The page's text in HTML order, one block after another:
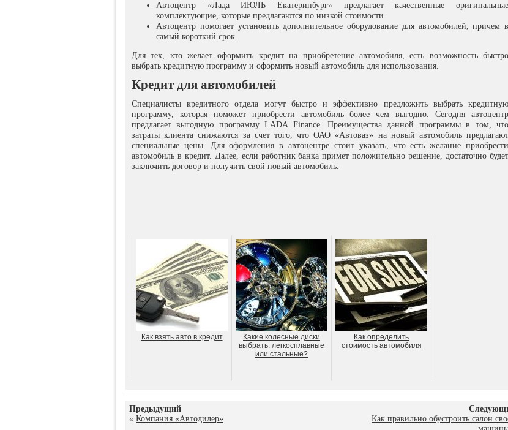
Автоцентр «Лада ИЮЛЬ Екатеринбург» предлагает качественные оригинальные
комплектующие, которые предлагаются по низкой стоимости.
Автоцентр помогает установить дополнительное оборудование для автомобилей, причем в
самый короткий срок.
Для тех, кто желает оформить кредит на приобретение автомобиля, есть возможность быстро
выбрать кредитную программу и оформить новый автомобиль для использования.
Кредит для автомобилей
Специалисты кредитного отдела могут быстро и эффективно предложить выбрать кредитную
программу, которая поможет приобрести автомобиль более чем выгодно. Сегодня автоцентр
предлагает выгодную программу LADA Finance. Преимущества данной программы в том, что
затраты клиента снижаются за счет того, что ОАО «Автоваз» на новый автомобиль предлагают
специальные цены. Для оформления в автоцентре стоит указать, что есть желание приобрести
автомобиль в кредит. Далее, если работник банка примет положительно решение, достаточно будет
заключить договор и получить свой новый автомобиль.
Как взять авто в кредит
Какие колесные диски
выбрать: легкосплавные
или стальные?
Как определить
стоимость автомобиля
Предыдущий
« Компания «Автодилер»
Как правильно обустроить салон